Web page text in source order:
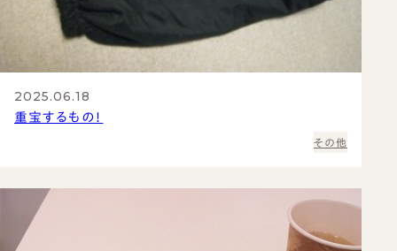
2025.06.18
重宝するもの！
その他